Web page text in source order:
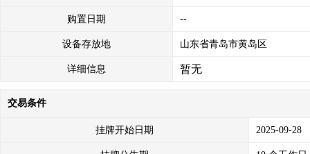
购置日期 --
设备存放地 山东省青岛市黄岛区
详细信息 暂无
交易条件
挂牌开始日期 2025-09-28